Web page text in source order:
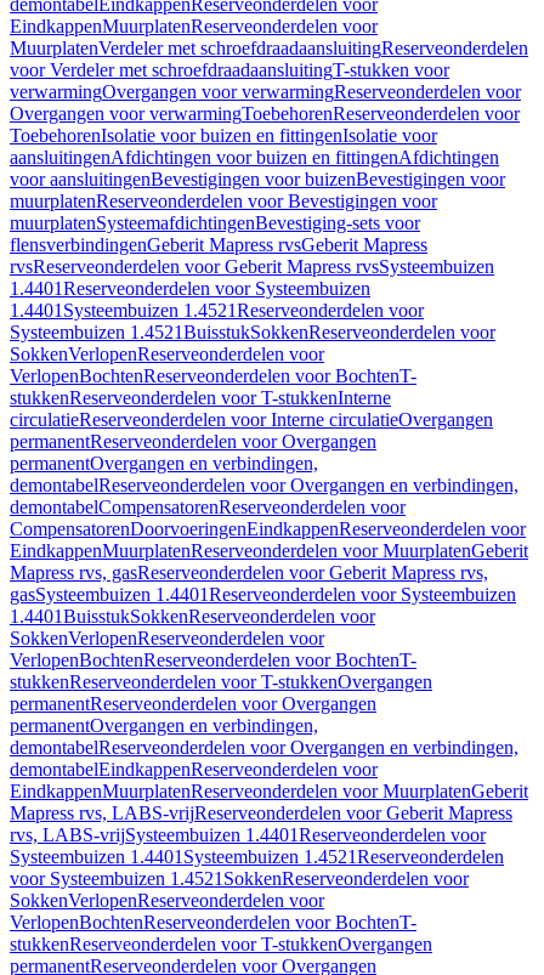
demontabelEindkappenReserveonderdelen voor
EindkappenMuurplatenReserveonderdelen voor
MuurplatenVerdeler met schroefdraadaansluitingReserveonderdelen
voor Verdeler met schroefdraadaansluitingT-stukken voor
verwarmingOvergangen voor verwarmingReserveonderdelen voor
Overgangen voor verwarmingToebehorenReserveonderdelen voor
ToebehorenIsolatie voor buizen en fittingenIsolatie voor
aansluitingenAfdichtingen voor buizen en fittingenAfdichtingen
voor aansluitingenBevestigingen voor buizenBevestigingen voor
muurplatenReserveonderdelen voor Bevestigingen voor
muurplatenSysteemafdichtingenBevestiging-sets voor
flensverbindingenGeberit Mapress rvsGeberit Mapress
rvsReserveonderdelen voor Geberit Mapress rvsSysteembuizen
1.4401Reserveonderdelen voor Systeembuizen
1.4401 Systeembuizen 1.4521Reserveonderdelen voor
Systeembuizen 1.4521BuisstukSokkenReserveonderdelen voor
SokkenVerlopenReserveonderdelen voor
VerlopenBochtenReserveonderdelen voor BochtenT-
stukkenReserveonderdelen voor T-stukkenInterne
circulatieReserveonderdelen voor Interne circulatieOvergangen
permanentReserveonderdelen voor Overgangen
permanentOvergangen en verbindingen,
demontabelReserveonderdelen voor Overgangen en verbindingen,
demontabelCompensatorenReserveonderdelen voor
CompensatorenDoorvoeringenEindkappenReserveonderdelen voor
EindkappenMuurplatenReserveonderdelen voor MuurplatenGeberit
Mapress rvs, gasReserveonderdelen voor Geberit Mapress rvs,
gasSysteembuizen 1.4401Reserveonderdelen voor Systeembuizen
1.4401BuisstukSokkenReserveonderdelen voor
SokkenVerlopenReserveonderdelen voor
VerlopenBochtenReserveonderdelen voor BochtenT-
stukkenReserveonderdelen voor T-stukkenOvergangen
permanentReserveonderdelen voor Overgangen
permanentOvergangen en verbindingen,
demontabelReserveonderdelen voor Overgangen en verbindingen,
demontabelEindkappenReserveonderdelen voor
EindkappenMuurplatenReserveonderdelen voor MuurplatenGeberit
Mapress rvs, LABS-vrijReserveonderdelen voor Geberit Mapress
rvs, LABS-vrijSysteembuizen 1.4401Reserveonderdelen voor
Systeembuizen 1.4401 Systeembuizen 1.4521Reserveonderdelen
voor Systeembuizen 1.4521 SokkenReserveonderdelen voor
SokkenVerlopenReserveonderdelen voor
VerlopenBochtenReserveonderdelen voor BochtenT-
stukkenReserveonderdelen voor T-stukkenOvergangen
permanentReserveonderdelen voor Overgangen